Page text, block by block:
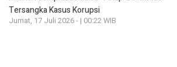
Tersangka Kasus Korupsi
Jumat, 17 Juli 2026 - | 00:22 WIB